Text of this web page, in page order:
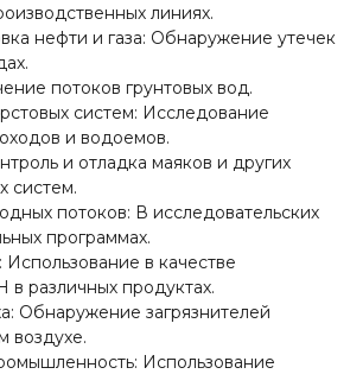
линиях.
нефти и газа: Обнаружение утечек
потоков грунтовых вод.
систем: Исследование
и водоемов.
и отладка маяков и других
систем.
потоков: В исследовательских
программах.
Использование в качестве
в различных продуктах.
Обнаружение загрязнителей
воздухе.
Использование